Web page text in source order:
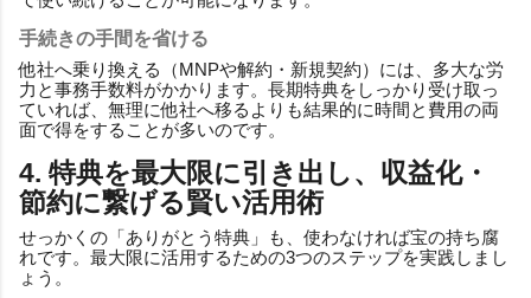
手続きの手間を省ける
他社へ乗り換える（MNPや解約・新規契約）には、多大な労
力と事務手数料がかかります。長期特典をしっかり受け取っ
ていれば、無理に他社へ移るよりも結果的に時間と費用の両
面で得をすることが多いのです。
4. 特典を最大限に引き出し、収益化・
節約に繋げる賢い活用術
せっかくの「ありがとう特典」も、使わなければ宝の持ち腐
れです。最大限に活用するための3つのステップを実践しまし
ょう。